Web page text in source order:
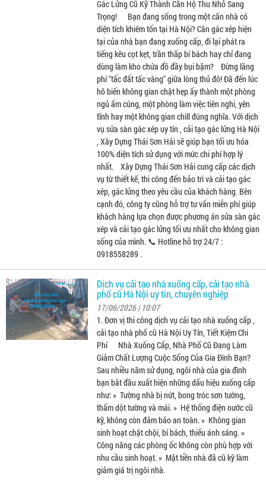
Gác Lửng Cũ Kỹ Thành Căn Hộ Thu Nhỏ Sang
Trọng! Bạn đang sống trong một căn nhà có
diện tích khiêm tốn tại Hà Nội? Căn gác xép hiện
tại của nhà bạn đang xuống cấp, đi lại phát ra
tiếng kêu cọt kẹt, trần thấp bí bách hay chỉ đang
dùng làm kho chứa đồ đầy bụi bặm? Đừng lãng
phí "tấc đất tấc vàng" giữa lòng thủ đô! Đã đến lúc
hô biến không gian chật hẹp ấy thành một phòng
ngủ ấm cúng, một phòng làm việc tiên nghi, yên
tĩnh hay một không gian chill đúng nghĩa. Với dịch
vụ sửa sàn gác xép uy tín , cải tạo gác lửng Hà Nội
, Xây Dựng Thái Sơn Hải sẽ giúp bạn tối ưu hóa
100% diện tích sử dụng với mức chi phí hợp lý
nhất. Xây Dựng Thái Sơn Hải cung cấp các dịch
vụ từ thiết kế, thi công đến bảo trì và cải tạo gác
xép, gác lửng theo yêu cầu của khách hàng. Bên
cạnh đó, công ty cũng hỗ trợ tư vấn miễn phí giúp
khách hàng lựa chọn được phương án sửa sàn gác
xép và cải tạo gác lửng tối ưu nhất cho không gian
sống của mình. 📞 Hotline hỗ trợ 24/7 :
0918558289 .
Dịch vụ cải tạo nhà xuống cấp, cải tạo nhà
phố cũ Hà Nội uy tin, chuyên nghiệp
17/06/2026 | 10:07
1. Đơn vị thi công dịch vụ cải tạo nhà xuống cấp ,
cải tạo nhà phố cũ Hà Nội Uy Tín, Tiết Kiệm Chi
Phí Nhà Xuống Cấp, Nhà Phố Cũ Đang Làm
Giảm Chất Lượng Cuộc Sống Của Gia Đình Bạn?
Sau nhiều năm sử dụng, ngôi nhà của gia đình
bạn bắt đầu xuất hiện những dấu hiệu xuống cấp
như: » Tường nhà bị nứt, bong tróc sơn tường,
thấm dột tường và mái. » Hệ thống điện nước cũ
kỹ, không còn đảm bảo an toàn. » Không gian
sinh hoạt chật chội, bí bách, thiếu ánh sáng. »
Công năng các phòng ốc không còn phù hợp với
nhu cầu sinh hoạt. » Mặt tiền nhà đã cũ kỹ làm
giảm giá trị ngôi nhà.